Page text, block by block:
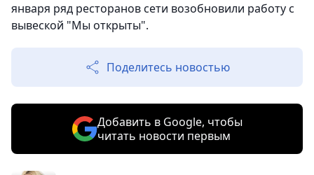
января ряд ресторанов сети возобновили работу с
вывеской "Мы открыты".
Поделитесь новостью
Добавить в Google, чтобы
читать новости первым